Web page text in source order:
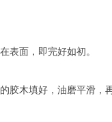
表面，即完好如初。
胶木填好，油磨平滑，